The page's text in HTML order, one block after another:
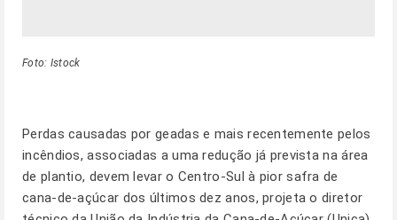
Foto: Istock
Perdas causadas por geadas e mais recentemente pelos
incêndios, associadas a uma redução já prevista na área
de plantio, devem levar o Centro-Sul à pior safra de
cana-de-açúcar dos últimos dez anos, projeta o diretor